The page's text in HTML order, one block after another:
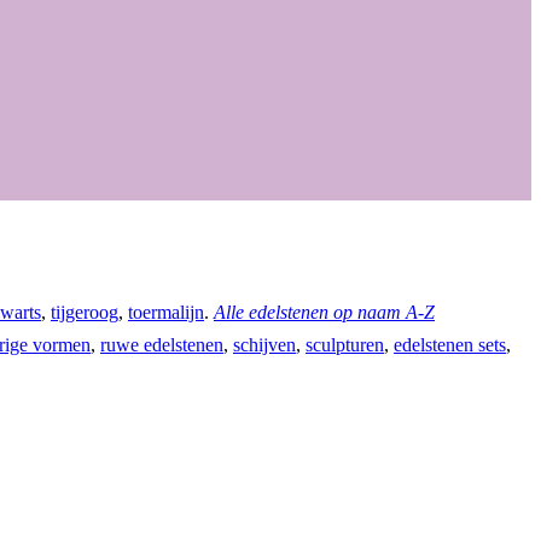
, tijgeroog, toermalijn. Alle edelstenen op naam A-Z
vormen, ruwe edelstenen, schijven, sculpturen, edelstenen sets,